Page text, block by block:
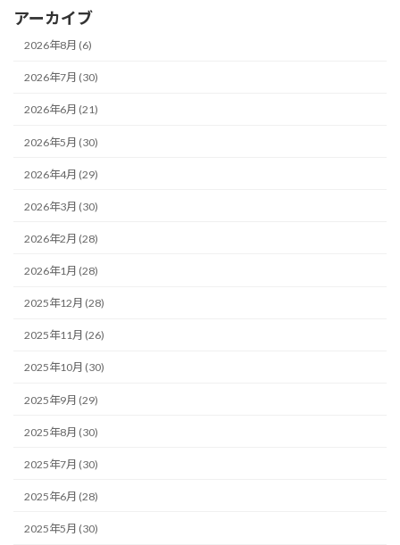
アーカイブ
2026年8月 (6)
2026年7月 (30)
2026年6月 (21)
2026年5月 (30)
2026年4月 (29)
2026年3月 (30)
2026年2月 (28)
2026年1月 (28)
2025年12月 (28)
2025年11月 (26)
2025年10月 (30)
2025年9月 (29)
2025年8月 (30)
2025年7月 (30)
2025年6月 (28)
2025年5月 (30)